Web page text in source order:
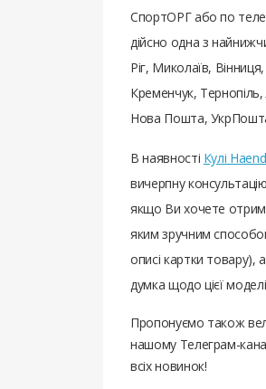
СпортОРГ або по
дійсно одна з
Ріг, Миколаїв,
Кременчук, Тернопіль,
Нова Пошта,
В наявності Кулі
вичерпну
якщо Ви хочете
яким зручним
описі картки товару),
думка щодо цієї
Пропонуємо також
нашому Телеграм-
всіх новинок!